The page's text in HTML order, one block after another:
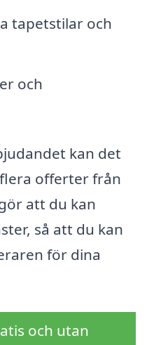
tapetstilar och
och
kan det
offerter från
att du kan
så att du kan
för dina
och utan